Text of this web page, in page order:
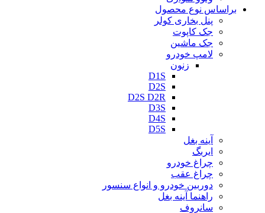
براساس نوع محصول
پنل بخاری کولر
جک کاپوت
جک ماشین
لامپ خودرو
زنون
D1S
D2S
D2S D2R
D3S
D4S
D5S
آینه بغل
ایربگ
چراغ خودرو
چراغ عقب
دوربین خودرو و انواع سنسور
راهنما آینه بغل
سانروف